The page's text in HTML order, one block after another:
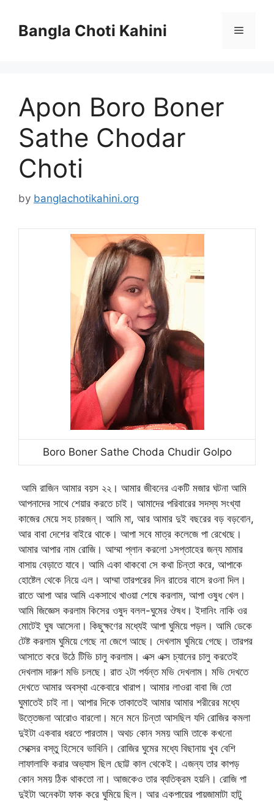
contentBangla Choti Kahini Menu
Apon Boro Boner
Sathe Chodar
Choti
by banglachotikahini.org
Boro Boner Sathe Choda Chudir Golpo
আমি রাজিন আমার বয়স ২২। আমার জীবনের একটি মজার ঘটনা আমি
আপনাদের সাথে শেয়ার করতে চাই। আমাদের পরিবারের সদস্য সংখ্যা
কাজের মেয়ে সহ চারজন্। আমি মা, আর আমার দুই বছরের বড় বড়বোন,
আর বাবা দেশের বাইরে থাকে। আপা সবে মাত্র কলেজে পা রেখেছে।
আমার আপার নাম রোজি। আম্মা প্লান করলো ১সপ্তাহের জন্য মামার
বাসায় বেড়াতে যাবে। আমি একা থাকবো সে কথা চিন্তা করে, আপাকে
হোষ্টেল থেকে নিয়ে এল। আম্মা তারপরের দিন রাতের বাসে রওনা দিল।
রাতে আপা আর আমি একসাথে খাওয়া শেষে করলাম, আপা ওষুধ খেল।
আমি জিজ্ঞেস করলাম কিসের ওষুদ বলল-ঘুমের ঔষধ। ইদানিং নাকি ওর
মোটেই ঘুষ আসেনা। কিছুক্ষণের মধ্যেই আপা ঘুমিয়ে পড়ল। আমি ডেকে
টেষ্ট করলাম ঘুমিয়ে গেছে না জেগে আছে। দেখলাম ঘুমিয়ে গেছে। তারপর
আসাতে করে উঠে টিভি চালু করলাম। এক্স এক্স চ্যানের চালু করতেই
দেখলাম দারুণ মভি চলছে। রাত ২টা পর্যন্ত মভি দেখলাম। মভি দেখতে
দেখতে আমার অবস্থা একেবারে খারাপ। আমার লাওরা বাবা জি তো
ঘুমাতেই চাই না। আপার দিকে তাকাতেই আমার আমার শরীরের মধ্যে
উত্তেজনা আরোও বারলো। মনে মনে চিন্তা আসছিল যদি রোজির কমলা
দুইটা একবার ধরতে পারতাম। অথচ কোন সময় আমি তাকে কখনো
সেক্সের বস্তু হিসেবে ভাবিনি। রোজির ঘুমের মধ্যে বিছানায় খুব বেশি
লাফালাফি করার অভ্যাস ছিল ছোট্ট কাল থেকেই। এজন্য তার কাপড়
কোন সময় ঠিক থাকতো না। আজকেও তার ব্যতিক্রম হয়নি। রোজি পা
দুইটা অনেকটা ফাক করে ঘুমিয়ে ছিল। আর একপায়ের পায়জামাটা হাটু